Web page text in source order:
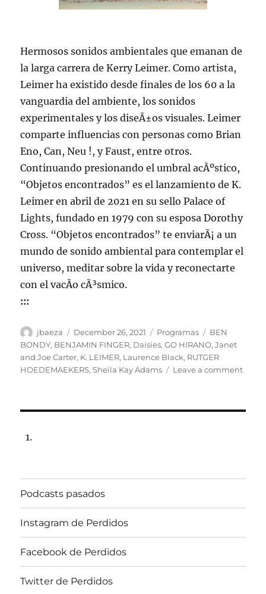
Hermosos sonidos ambientales que emanan de
la larga carrera de Kerry Leimer. Como artista,
Leimer ha existido desde finales de los 60 a la
vanguardia del ambiente, los sonidos
experimentales y los diseÃ±os visuales. Leimer
comparte influencias con personas como Brian
Eno, Can, Neu !, y Faust, entre otros.
Continuando presionando el umbral acÃºstico,
“Objetos encontrados” es el lanzamiento de K.
Leimer en abril de 2021 en su sello Palace of
Lights, fundado en 1979 con su esposa Dorothy
Cross. “Objetos encontrados” te enviarÃ¡ a un
mundo de sonido ambiental para contemplar el
universo, meditar sobre la vida y reconectarte
con el vacÃ­o cÃ³smico.
:::
Author
jbaeza
Posted
on
December 26, 2021 Categories
Programas Tags
BEN
BONDY, BENJAMIN FINGER, Daisies,GO HIRANO,Janet
and Joe Carter, K. LEIMER, Laurence Black, RUTGER
HOEDEMAEKERS,Sheila Kay Adams Leave a commenton
hrs
Radio
Podcasts pasados
Instagram de Perdidos
Facebook de Perdidos
Twitter de Perdidos